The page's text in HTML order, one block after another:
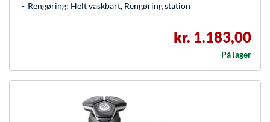
Rengøring: Helt vaskbart, Rengøring station
kr. 1.183,00
På lager